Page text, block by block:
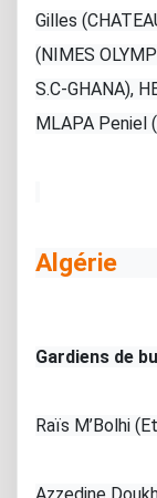
Gilles
(NIMES
S.C-GHANA),
MLAPA Peniel
Algérie
Gardiens de
Raïs M’Bolhi